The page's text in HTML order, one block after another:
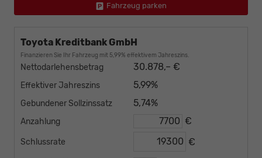
Fahrzeug parken
Toyota Kreditbank GmbH
Finanzieren Sie Ihr Fahrzeug mit 5,99% effektivem Jahreszins.
Nettodarlehensbetrag 30.878,– €
Effektiver Jahreszins 5,99%
Gebundener Sollzinssatz 5,74%
Anzahlung €
Schlussrate €